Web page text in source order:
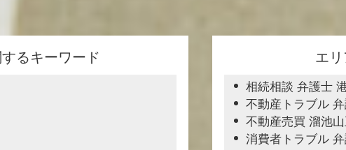
るキーワード エ
相続相談 弁護士
不動産トラブル
不動産売買 溜池
消費者トラブル